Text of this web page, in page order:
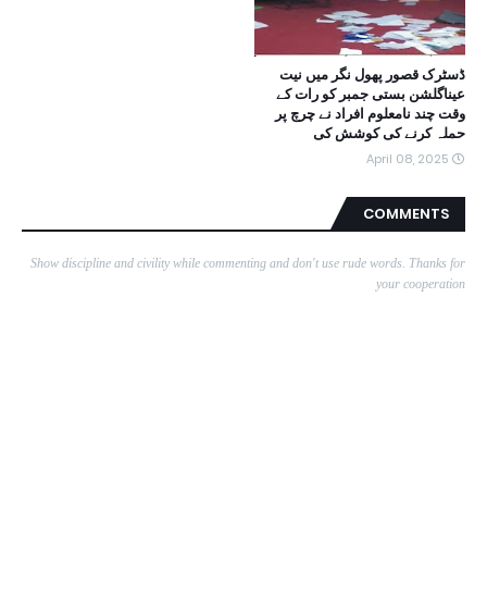
ڈسٹرک قصور پھول نگر میں نیت
عیناگلشن بستی جمبر کو رات کے
وقت چند نامعلوم افراد نے چرچ پر
حملہ کرنے کی کوشش کی
April 08, 2025
COMMENTS
Show discipline and civility while commenting and don't use rude words. Thanks for
your cooperation